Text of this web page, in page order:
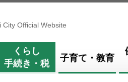
City Official Website
くらし
手続き・税
子育て・教育